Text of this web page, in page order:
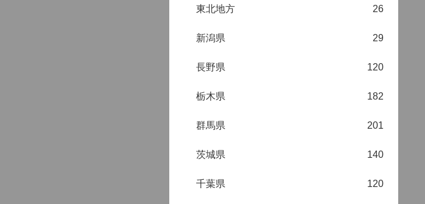
東北地方 26
新潟県 29
長野県 120
栃木県 182
群馬県 201
茨城県 140
千葉県 120